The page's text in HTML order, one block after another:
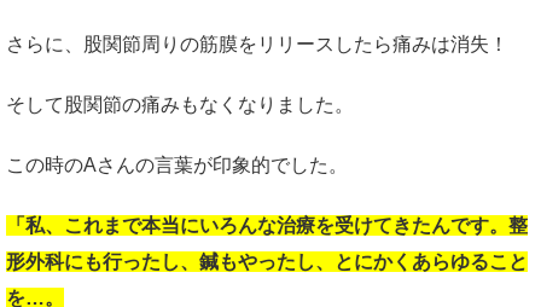
さらに、股関節周りの筋膜をリリースしたら痛みは消失！
そして股関節の痛みもなくなりました。
この時のAさんの言葉が印象的でした。
「私、これまで本当にいろんな治療を受けてきたんです。整
形外科にも行ったし、鍼もやったし、とにかくあらゆること
を…。